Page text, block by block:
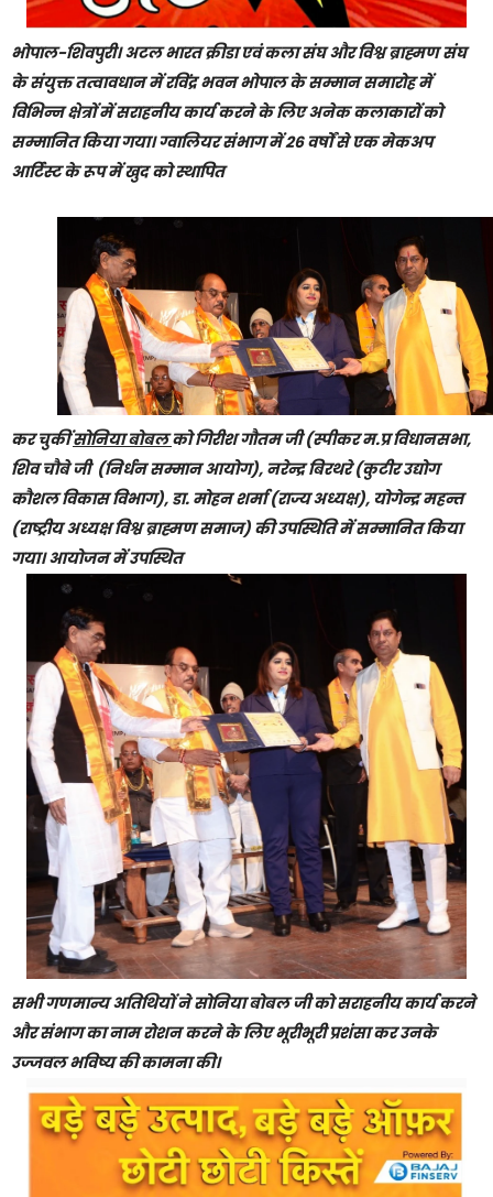
भोपाल-शिवपुरी। अटल भारत क्रीडा एवं कला संघ और विश्व ब्राह्मण संघ
के संयुक्त तत्वावधान में रविंद्र भवन भोपाल के सम्मान समारोह में
विभिन्न क्षेत्रों में सराहनीय कार्य करने के लिए अनेक कलाकारों को
सम्मानित किया गया। ग्वालियर संभाग में 26 वर्षों से एक मेकअप
आर्टिस्ट के रूप में खुद को स्थापित
कर चुकींसोनिया बोबलको गिरीश गौतम जी (स्पीकर म.प्र विधानसभा,
शिव चौबे जी (निर्धन सम्मान आयोग), नरेन्द्र बिरथरे (कुटीर उद्योग
कौशल विकास विभाग), डा. मोहन शर्मा (राज्य अध्यक्ष), योगेन्द्र महन्त
(राष्ट्रीय अध्यक्ष विश्व ब्राह्मण समाज) की उपस्थिति में सम्मानित किया
गया। आयोजन में उपस्थित
सभी गणमान्य अतिथियों ने सोनिया बोबल जी को सराहनीय कार्य करने
और संभाग का नाम रोशन करने के लिए भूरीभूरी प्रशंसा कर उनके
उज्जवल भविष्य की कामना की।